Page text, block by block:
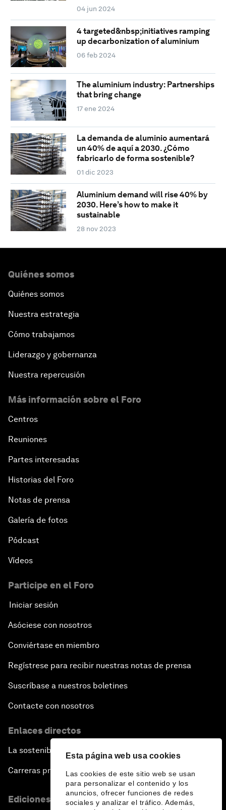
Esta página web usa cookies
Las cookies de este sitio web se usan
para personalizar el contenido y los
anuncios, ofrecer funciones de redes
sociales y analizar el tráfico. Además,
04 jun 2024
4 targeted&nbsp;initiatives ramping
up decarbonization of aluminium
06 feb 2024
The aluminium industry: Partnerships
that bring change
17 ene 2024
La demanda de aluminio aumentará
un 40% de aquí a 2030. ¿Cómo
fabricarlo de forma sostenible?
01 dic 2023
Aluminium demand will rise 40% by
2030. Here’s how to make it
sustainable
28 nov 2023
Quiénes somos
Quiénes somos
Nuestra estrategia
Cómo trabajamos
Liderazgo y gobernanza
Nuestra repercusión
Más información sobre el Foro
Centros
Reuniones
Partes interesadas
Historias del Foro
Notas de prensa
Galería de fotos
Pódcast
Vídeos
Participe en el Foro
Iniciar sesión
Asóciese con nosotros
Conviértase en miembro
Regístrese para recibir nuestras notas de prensa
Suscríbase a nuestros boletines
Contacte con nosotros
Enlaces directos
La sostenibilidad en el Foro
Carreras profesionales
Ediciones en otros idiomas